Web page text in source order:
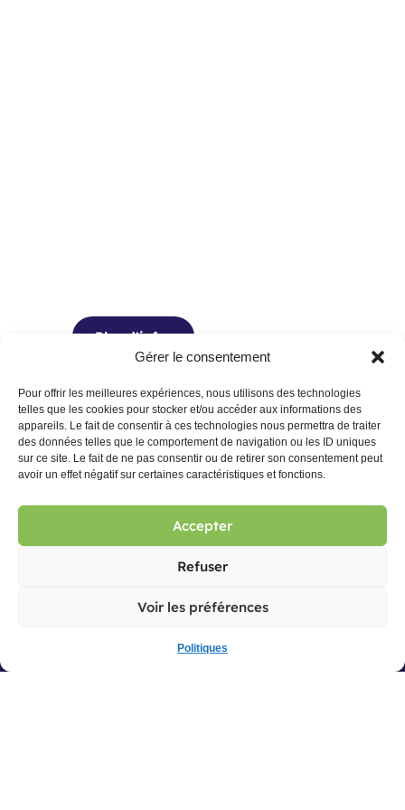
Gérer le consentement
Pour offrir les meilleures expériences, nous utilisons des technologies
telles que les cookies pour stocker et/ou accéder aux informations des
appareils. Le fait de consentir à ces technologies nous permettra de traiter
des données telles que le comportement de navigation ou les ID uniques
sur ce site. Le fait de ne pas consentir ou de retirer son consentement peut
avoir un effet négatif sur certaines caractéristiques et fonctions.
Accepter
Refuser
Voir les préférences
Politiques
Plus d'infos